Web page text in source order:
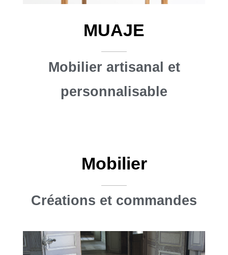
MUAJE
Mobilier artisanal et
personnalisable
Mobilier
Créations et commandes